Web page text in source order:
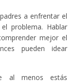
a enfrentar el
problema. Hablar
mejor el
pueden idear
al menos estás